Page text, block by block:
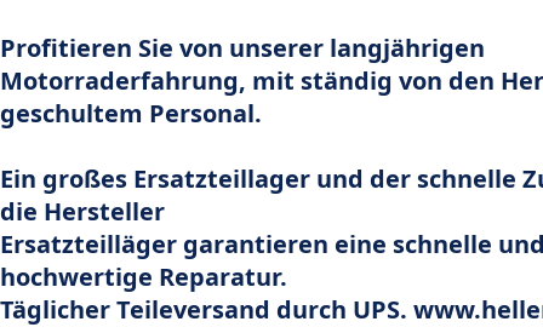
Profitieren Sie von unserer langjährigen
Motorraderfahrung, mit ständig von den
geschultem Personal.
Ein großes Ersatzteillager und der schnelle
die Hersteller
Ersatzteilläger garantieren eine schnelle
hochwertige Reparatur.
Täglicher Teileversand durch UPS.